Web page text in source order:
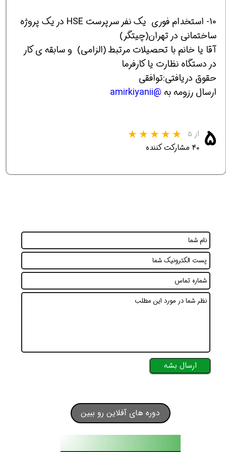
10- استخدام فوری يك نفر سرپرست HSE در یک پروژه
ساختماني در تهران(چیتگر)
آقا یا خانم با تحصیلات مرتبط (الزامی) و سابقه ی کار
در دستگاه نظارت یا کارفرما
حقوق دریافتی:توافقي
ارسال رزومه به @amirkiyanii
۵ از ۵
۴۰ مشارکت کننده
ارسال بشه
دوره های آفلاین رو ببین